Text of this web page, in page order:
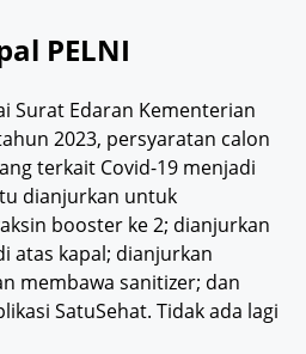
PELNI
Surat Edaran Kementerian
2023, persyaratan calon
terkait Covid-19 menjadi
dianjurkan untuk
booster ke 2; dianjurkan
atas kapal; dianjurkan
membawa sanitizer; dan
SatuSehat. Tidak ada lagi